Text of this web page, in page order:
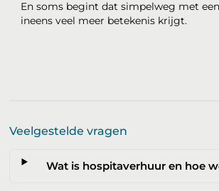
En soms begint dat simpelweg met
ineens veel meer betekenis krijgt.
Veelgestelde vragen
Wat is hospitaverhuur en hoe